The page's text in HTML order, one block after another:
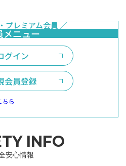
グイン
会員登録
ちら
INFO
安心情報